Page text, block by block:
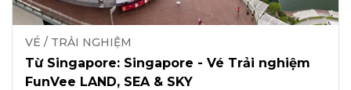
VÉ / TRẢI NGHIỆM
Từ Singapore: Singapore - Vé Trải nghiệm
FunVee LAND, SEA & SKY